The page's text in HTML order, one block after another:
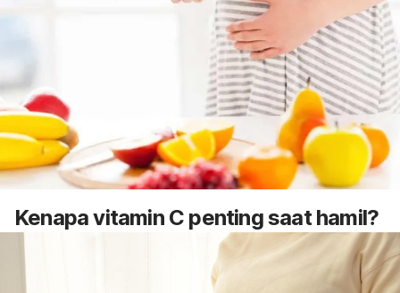
Kenapa vitamin C penting saat hamil?